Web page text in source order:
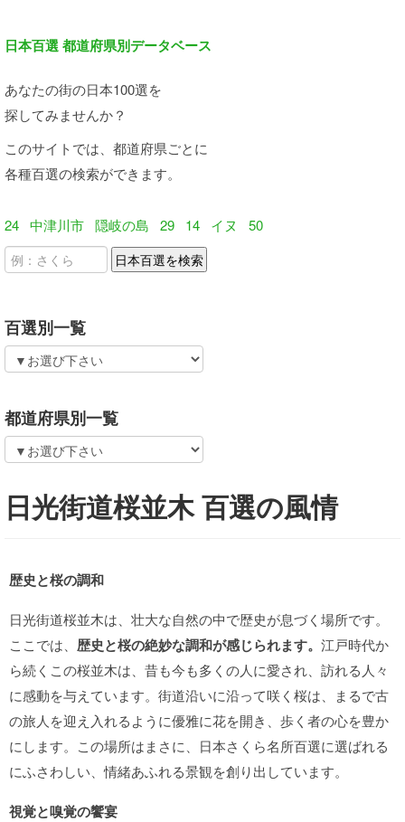
日本百選 都道府県別データベース
あなたの街の日本100選を
探してみませんか？
このサイトでは、都道府県ごとに
各種百選の検索ができます。
24 中津川市 隠岐の島 29 14 イヌ 50
百選別一覧
都道府県別一覧
日光街道桜並木 百選の風情
歴史と桜の調和
日光街道桜並木は、壮大な自然の中で歴史が息づく場所です。
ここでは、 歴史と桜の絶妙な調和が感じられます。 江戸時代か
ら続くこの桜並木は、昔も今も多くの人に愛され、訪れる人々
に感動を与えています。街道沿いに沿って咲く桜は、まるで古
の旅人を迎え入れるように優雅に花を開き、歩く者の心を豊か
にします。この場所はまさに、日本さくら名所百選に選ばれる
にふさわしい、情緒あふれる景観を創り出しています。
視覚と嗅覚の饗宴